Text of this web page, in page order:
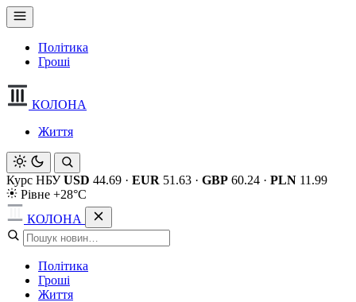
Політика
Гроші
КОЛОНА
Життя
Курс НБУ USD 44.69 · EUR 51.63 · GBP 60.24 · PLN 11.99
Рівне +28°C
КОЛОНА
Політика
Гроші
Життя